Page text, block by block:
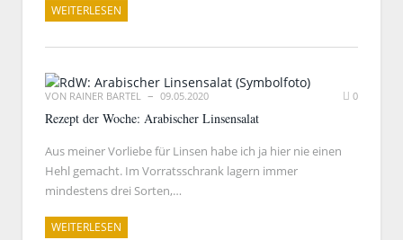
WEITERLESEN
VON RAINER BARTEL 09.05.2020 0
Rezept der Woche: Arabischer Linsensalat
Aus meiner Vorliebe für Linsen habe ich ja hier nie einen
Hehl gemacht. Im Vorratsschrank lagern immer
mindestens drei Sorten,…
WEITERLESEN